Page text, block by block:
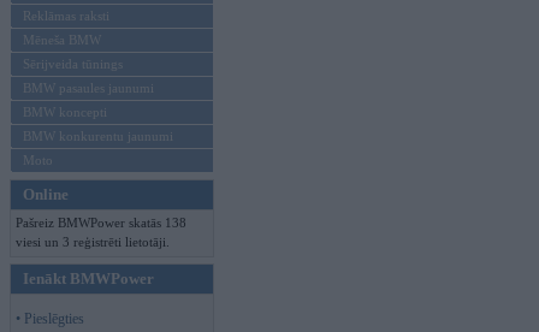
Reklāmas raksti
Mēneša BMW
Sērijveida tūnings
BMW pasaules jaunumi
BMW koncepti
BMW konkurentu jaunumi
Moto
Online
Pašreiz BMWPower skatās 138
viesi un 3 reģistrēti lietotāji.
Ienākt BMWPower
• Pieslēgties